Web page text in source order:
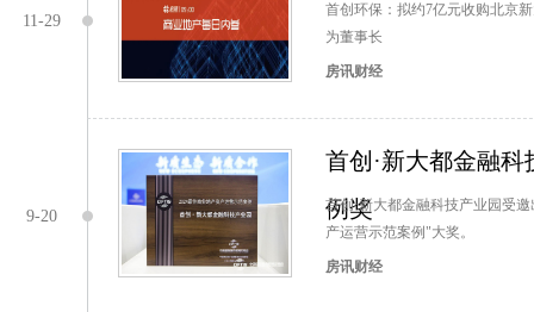
11-29
首创环保：​拟约7亿元收购北京
为董事长
房讯财经
9-20
首创·新大都金融
例奖
首创·新大都金融科技产业园受
产运营示范案例"大奖。
房讯财经